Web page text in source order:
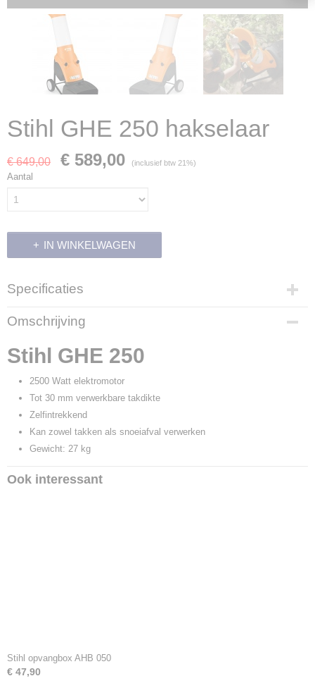
Stihl GHE 250 hakselaar
€ 649,00 € 589,00 (inclusief btw 21%)
Aantal
IN WINKELWAGEN
Specificaties
Productcode
700081
Productcode leverancier
6008 011 1030
Omschrijving
Stihl GHE 250
2500 Watt elektromotor
Tot 30 mm verwerkbare takdikte
Zelfintrekkend
Kan zowel takken als snoeiafval verwerken
Gewicht: 27 kg
Ook interessant
Stihl opvangbox AHB 050
€ 47,90